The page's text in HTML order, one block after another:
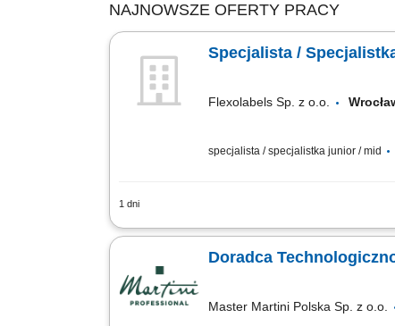
NAJNOWSZE OFERTY PRACY
Specjalista /
Flexolabels Sp. z o.o.
specjalista / specjalistka junior / mid
1 dni
wyszukiwanie nowych kontaktów
Doradca
Master Martini Polska Sp. z o.o.